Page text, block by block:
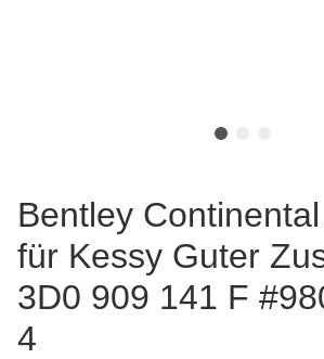
Bentley
für Kessy Guter
3D0 909 141 F
4